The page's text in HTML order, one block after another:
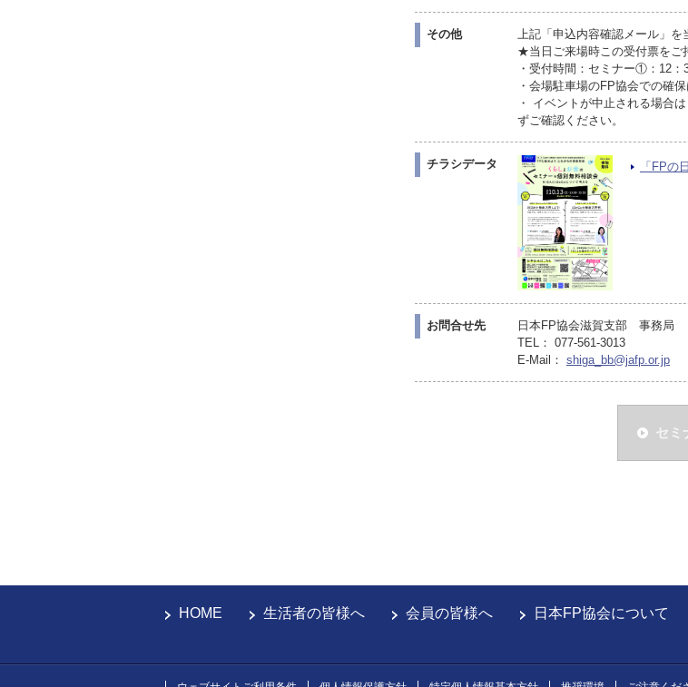
その他
上記「申込内容確認メール」を
★当日ご来場時この受付票をご
・受付時間：セミナー①：12
・会場駐車場のFP協会での確
・ イベントが中止される場合
ずご確認ください。
チラシデータ 「FP
お問合せ先
日本FP協会滋賀支部 事務局
TEL： 077-561-3013
E-Mail： shiga_bb@jafp.or.jp
セミ
HOME 生活者の皆様へ 会員の皆様へ 日本FP協会について